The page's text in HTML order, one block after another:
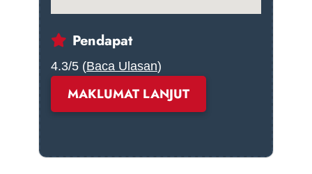
Pendapat
4.3/5 (Baca Ulasan)
MAKLUMAT LANJUT